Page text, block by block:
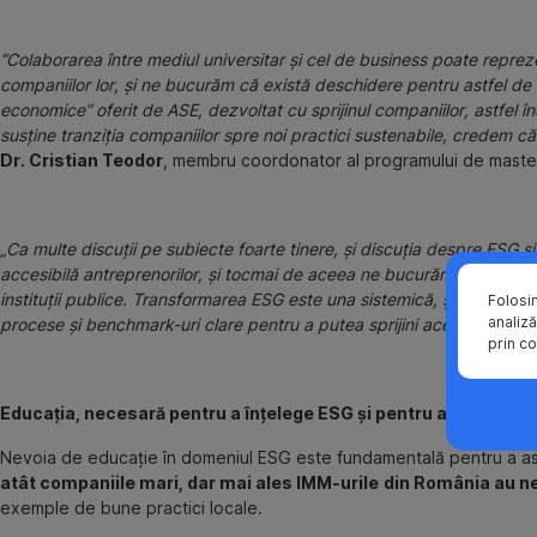
“Colaborarea între mediul universitar și cel de business poate
companiilor lor, și ne bucurăm că există deschidere pentru astfel
economice” oferit de ASE, dezvoltat cu sprijinul companiilor, astfel
susține tranziția companiilor spre noi practici sustenabile, credem
Dr. Cristian Teodor , membru coordonator al programului de
„Ca multe discuții pe subiecte foarte tinere, și discuția despre
accesibilă antreprenorilor, și tocmai de aceea ne bucurăm să
instituții publice. Transformarea ESG este una sistemică, și este
procese și benchmark-uri clare pentru a putea sprijini această
Educația, necesară pentru a înțelege ESG și pentru a forma
Nevoia de educație în domeniul ESG este fundamentală pentru a
atât companiile mari, dar mai ales IMM-urile din România au
exemple de bune practici locale.
prin